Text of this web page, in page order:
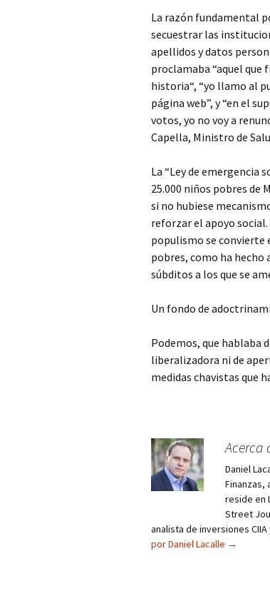
La razón fundamental
secuestrar las
apellidos y datos
proclamaba “aquel que
historia“, “yo llamo al
página web”, y “en el
votos, yo no voy a
Capella, Ministro de
La “Ley de emergencia
25.000 niños pobres de
si no hubiese
reforzar el apoyo
populismo se convierte
pobres, como ha hecho
súbditos a los que se
Un fondo de
Podemos, que hablaba
liberalizadora ni de
medidas chavistas que
Acerca
Daniel
Finanzas,
reside en
Street
analista de inversiones
por Daniel Lacalle →